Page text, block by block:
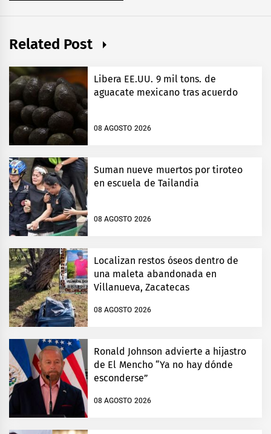
Related Post
Libera EE.UU. 9 mil tons. de
aguacate mexicano tras acuerdo
08 AGOSTO 2026
Suman nueve muertos por tiroteo
en escuela de Tailandia
08 AGOSTO 2026
Localizan restos óseos dentro de
una maleta abandonada en
Villanueva, Zacatecas
08 AGOSTO 2026
Ronald Johnson advierte a hijastro
de El Mencho “Ya no hay dónde
esconderse”
08 AGOSTO 2026